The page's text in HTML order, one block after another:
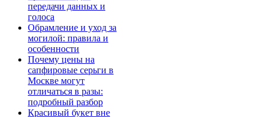
передачи данных и
голоса
Обрамление и уход за
могилой: правила и
особенности
Почему цены на
сапфировые серьги в
Москве могут
отличаться в разы:
подробный разбор
Красивый букет вне